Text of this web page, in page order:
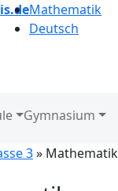
Mathematik
Deutsch
Gymnasium
3» Mathematik